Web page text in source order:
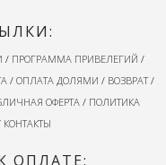
/ ПРОГРАММА ПРИВЕЛЕГИЙ /
/ ОПЛАТА ДОЛЯМИ / ВОЗВРАТ/
ОФЕРТА/ ПОЛИТИКА
КОНТАКТЫ
ОПЛАТЕ: